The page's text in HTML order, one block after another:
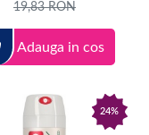
19,83RON
Adauga in cos
24%